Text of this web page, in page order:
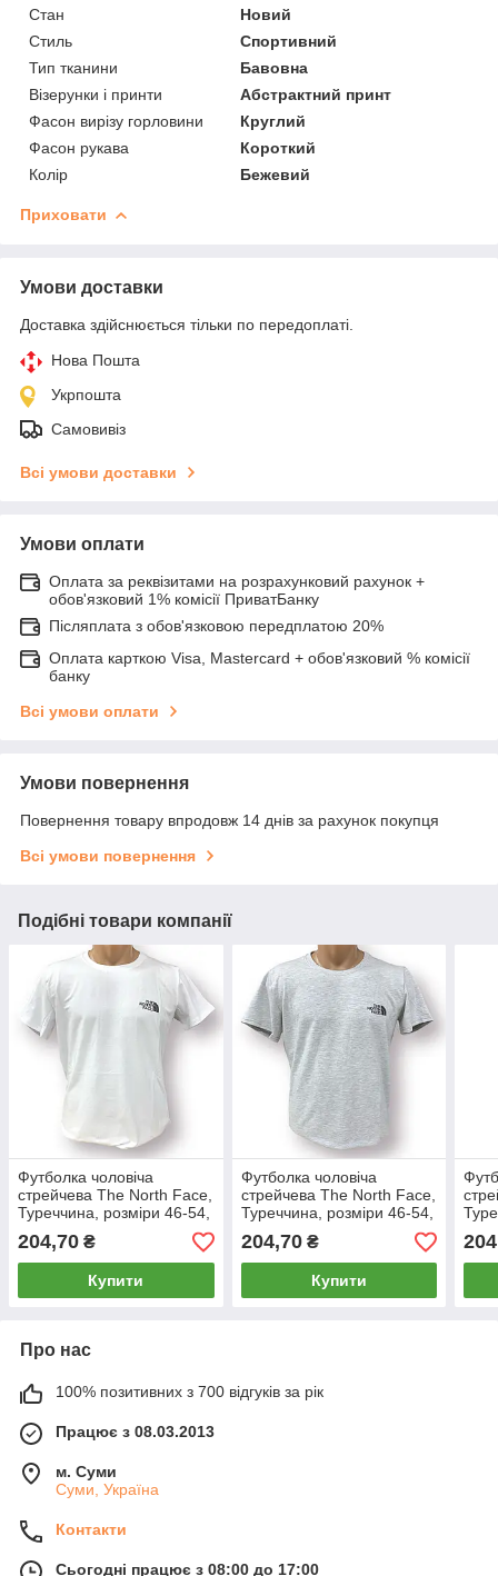
Стан
Новий
Стиль
Спортивний
Тип тканини
Бавовна
Візерунки і принти
Абстрактний принт
Фасон вирізу горловини
Круглий
Фасон рукава
Короткий
Колір
Бежевий
Приховати
Умови доставки
Доставка здійснюється тільки по передоплаті.
Нова Пошта
Укрпошта
Самовивіз
Всі умови доставки
Умови оплати
Оплата за реквізитами на розрахунковий рахунок +
обов'язковий 1% комісії ПриватБанку
Післяплата з обов'язковою передплатою 20%
Оплата карткою Visa, Mastercard + обов'язковий % комісії
банку
Всі умови оплати
Умови повернення
Повернення товару впродовж 14 днів за рахунок покупця
Всі умови повернення
Подібні товари компанії
Футболка чоловіча
стрейчева The North Face,
Туреччина, розміри 46-54,
біла, 011751
204,70 ₴
Купити
Футболка чоловіча
стрейчева The North Face,
Туреччина, розміри 46-54,
меланж, 011752
204,70₴
Купити
Про нас
100% позитивних з 700 відгуків за рік
Працює з 08.03.2013
м. Суми
Суми, Україна
Контакти
Сьогодні працює з 08:00 до 17:00